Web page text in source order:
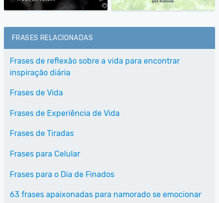
FRASES RELACIONADAS
Frases de reflexão sobre a vida para encontrar
inspiração diária
Frases de Vida
Frases de Experiência de Vida
Frases de Tiradas
Frases para Celular
Frases para o Dia de Finados
63 frases apaixonadas para namorado se emocionar